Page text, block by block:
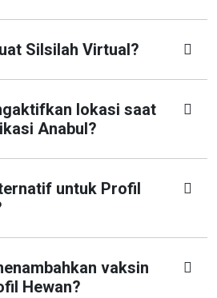
Silsilah Virtual?
lokasi saat
Anabul?
untuk Profil
vaksin
Hewan?